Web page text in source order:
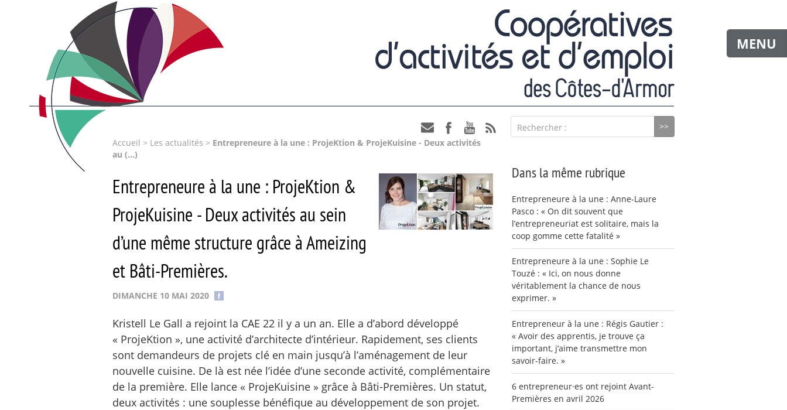
Rechercher :
MENU
Accueil > Les actualités > Entrepreneure à la une : ProjeKtion & ProjeKuisine - Deux activités
au (…)
Entrepreneure à la une : ProjeKtion &
ProjeKuisine - Deux activités au sein
d’une même structure grâce à Ameizing
et Bâti-Premières.
DIMANCHE 10 MAI 2020
Kristell Le Gall a rejoint la CAE 22 il y a un an. Elle a d’abord développé
« ProjeKtion », une activité d’architecte d’intérieur. Rapidement, ses clients
sont demandeurs de projets clé en main jusqu’à l’aménagement de leur
nouvelle cuisine. De là est née l’idée d’une seconde activité, complémentaire
de la première. Elle lance « ProjeKuisine » grâce à Bâti-Premières. Un statut,
deux activités : une souplesse bénéfique au développement de son projet.
Dans la même rubrique
Entrepreneure à la une : Anne-Laure
Pasco : « On dit souvent que
l’entrepreneuriat est solitaire, mais la
coop gomme cette fatalité »
Entrepreneure à la une : Sophie Le
Touzé : « Ici, on nous donne
véritablement la chance de nous
exprimer. »
Entrepreneur à la une : Régis Gautier :
« Avoir des apprentis, je trouve ça
important, j’aime transmettre mon
savoir-faire. »
6 entrepreneur·es ont rejoint Avant-
Premières en avril 2026